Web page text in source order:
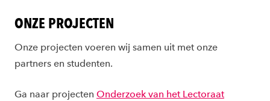
ONZE PROJECTEN
Onze projecten voeren wij samen uit met onze
partners en studenten.
Ga naar projecten Onderzoek van het Lectoraat